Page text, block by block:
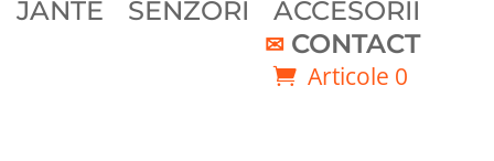
JANTE SENZORI
ACCESORII
CONTACT
Articole 0